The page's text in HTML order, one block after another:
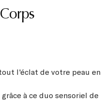
l'éclat de votre peau en
grâce à ce duo sensoriel de